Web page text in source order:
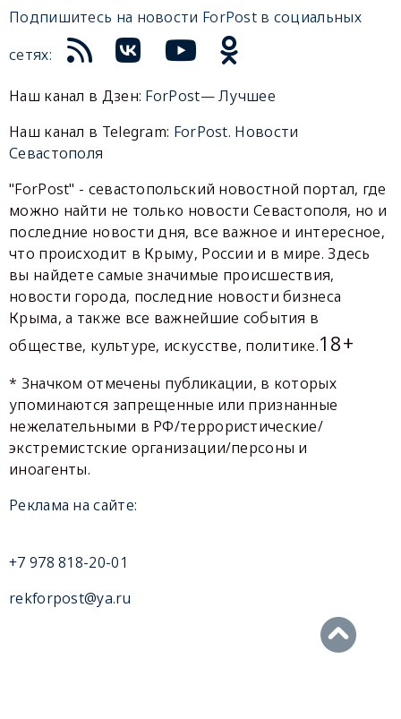
Подпишитесь на новости ForPost в социальных
сетях:
Наш канал в Дзен: ForPost— Лучшее
Наш канал в Telegram: ForPost. Новости
Севастополя
"ForPost" - севастопольский новостной портал, где
можно найти не только новости Севастополя, но и
последние новости дня, все важное и интересное,
что происходит в Крыму, России и в мире. Здесь
вы найдете самые значимые происшествия,
новости города, последние новости бизнеса
Крыма, а также все важнейшие события в
обществе, культуре, искусстве, политике.18+
* Значком отмечены публикации, в которых
упоминаются запрещенные или признанные
нежелательными в РФ/террористические/
экстремистские организации/персоны и
иноагенты.
Реклама на сайте:
+7 978 818-20-01
rekforpost@ya.ru